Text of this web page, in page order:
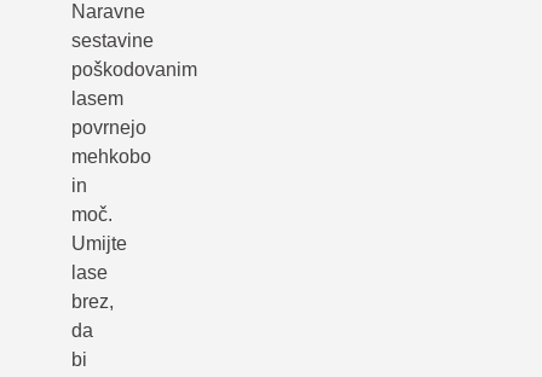
Naravne
sestavine
poškodovanim
lasem
povrnejo
mehkobo
in
moč.
Umijte
lase
brez,
da
bi